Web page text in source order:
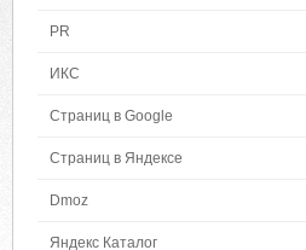
PR
ИКС
Страниц в Google
Страниц в Яндексе
Dmoz
Яндекс Каталог